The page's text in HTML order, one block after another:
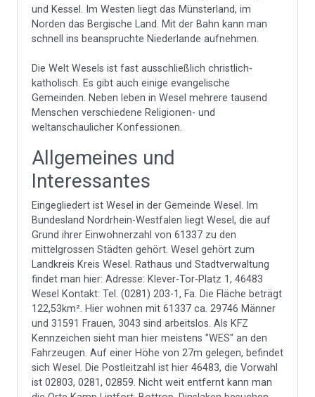
und Kessel. Im Westen liegt das Münsterland, im
Norden das Bergische Land. Mit der Bahn kann man
schnell ins beanspruchte Niederlande aufnehmen.
Die Welt Wesels ist fast ausschließlich christlich-
katholisch. Es gibt auch einige evangelische
Gemeinden. Neben leben in Wesel mehrere tausend
Menschen verschiedene Religionen- und
weltanschaulicher Konfessionen.
Allgemeines und
Interessantes
Eingegliedert ist Wesel in der Gemeinde Wesel. Im
Bundesland Nordrhein-Westfalen liegt Wesel, die auf
Grund ihrer Einwohnerzahl von 61337 zu den
mittelgrossen Städten gehört. Wesel gehört zum
Landkreis Kreis Wesel. Rathaus und Stadtverwaltung
findet man hier: Adresse: Klever-Tor-Platz 1, 46483
Wesel Kontakt: Tel. (0281) 203-1, Fa. Die Fläche beträgt
122,53km². Hier wohnen mit 61337 ca. 29746 Männer
und 31591 Frauen, 3043 sind arbeitslos. Als KFZ
Kennzeichen sieht man hier meistens "WES" an den
Fahrzeugen. Auf einer Höhe von 27m gelegen, befindet
sich Wesel. Die Postleitzahl ist hier 46483, die Vorwahl
ist 02803, 0281, 02859. Nicht weit entfernt kann man